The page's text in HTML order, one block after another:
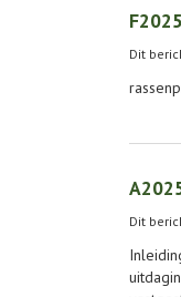
Dit
Dit